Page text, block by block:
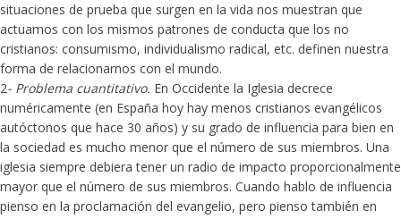
situaciones de prueba que surgen en la vida nos muestran que
actuamos con los mismos patrones de conducta que los no
cristianos: consumismo, individualismo radical, etc. definen nuestra
forma de relacionarnos con el mundo.
2- Problema cuantitativo. En Occidente la Iglesia decrece
numéricamente (en España hoy hay menos cristianos evangélicos
autóctonos que hace 30 años) y su grado de influencia para bien en
la sociedad es mucho menor que el número de sus miembros. Una
iglesia siempre debiera tener un radio de impacto proporcionalmente
mayor que el número de sus miembros. Cuando hablo de influencia
pienso en la proclamación del evangelio, pero pienso también en